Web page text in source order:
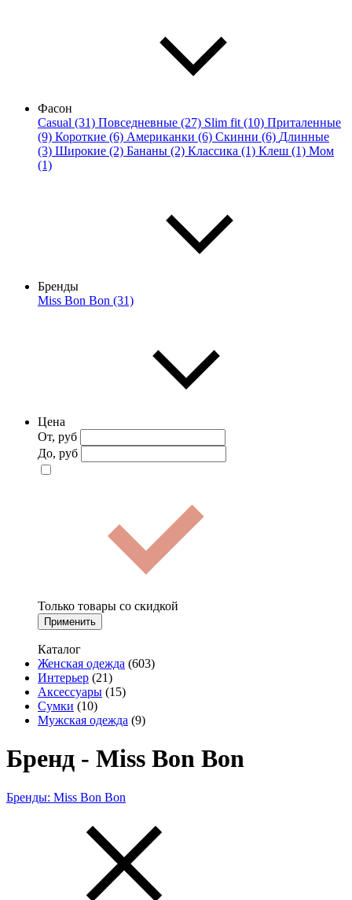
Фасон
Casual (31) Повседневные (27) Slim fit (10) Приталенные
(9) Короткие (6) Американки (6) Скинни (6) Длинные
(3) Широкие (2) Бананы (2) Классика (1) Клеш (1) Мом
(1)
Бренды
Miss Bon Bon (31)
Цена
От, руб
До, руб
Только товары со скидкой
Применить
Каталог
Женская одежда (603)
Интерьер (21)
Аксессуары (15)
Сумки (10)
Мужская одежда (9)
Бренд - Miss Bon Bon
Бренды: Miss Bon Bon